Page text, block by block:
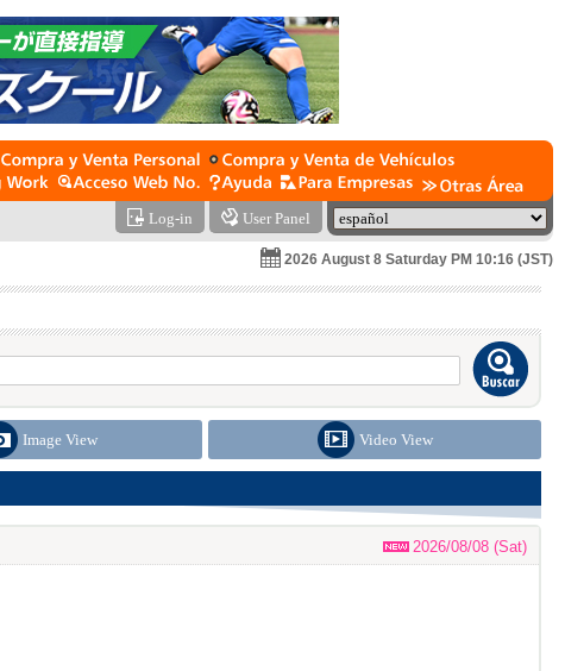
Log-in User Panel
2026 August 8 Saturday PM 10:16 (JST)
Image View Video View
2026/08/08 (Sat)